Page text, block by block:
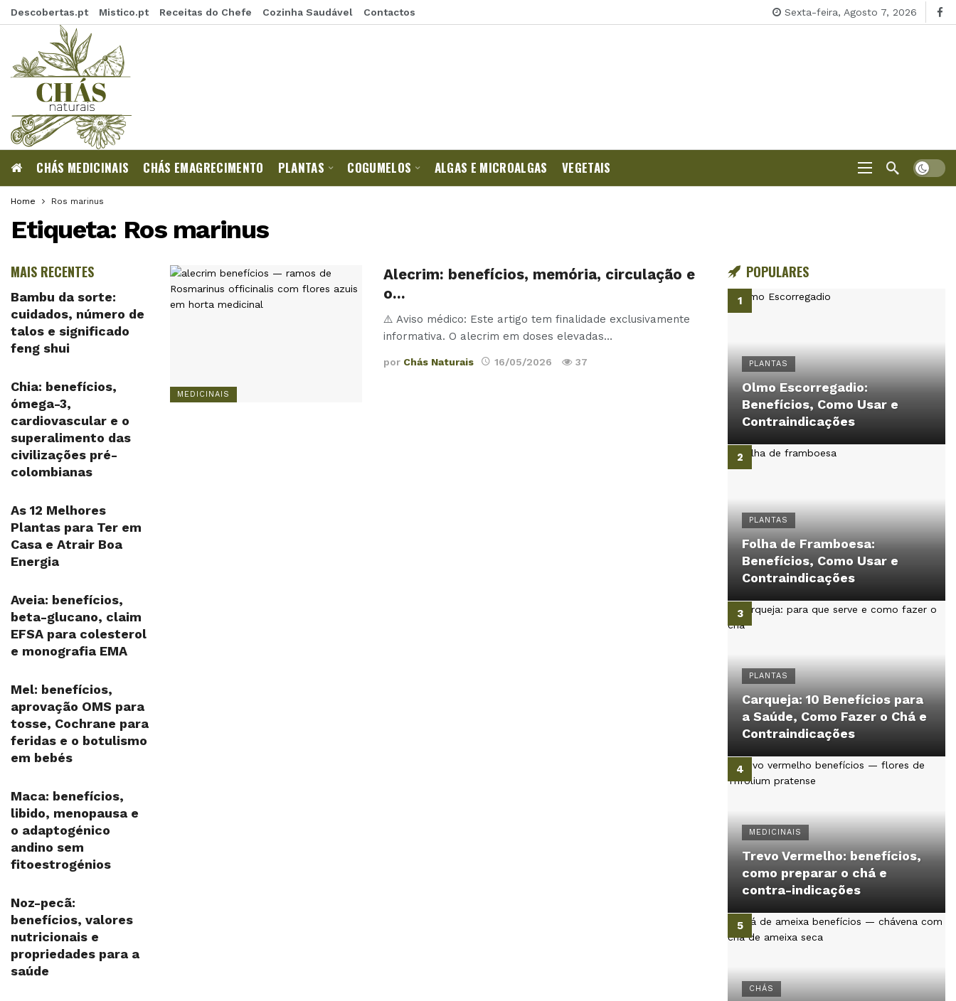
Descobertas.pt Mistico.pt Receitas do Chefe Cozinha Saudável Contactos Sexta-feira, Agosto 7, 2026
CHÁS MEDICINAIS CHÁS EMAGRECIMENTO PLANTAS COGUMELOS ALGAS E MICROALGAS VEGETAIS
Home Ros marinus
Etiqueta: Ros marinus
MEDICINAIS
Alecrim: benefícios, memória, circulação e
o…
⚠️ Aviso médico: Este artigo tem finalidade exclusivamente
informativa. O alecrim em doses elevadas…
por Chás Naturais 16/05/2026 37
POPULARES
PLANTAS
Olmo Escorregadio:
Benefícios, Como Usar e
Contraindicações
PLANTAS
Folha de Framboesa:
Benefícios, Como Usar e
Contraindicações
PLANTAS
Carqueja: 10 Benefícios para
a Saúde, Como Fazer o Chá e
Contraindicações
MEDICINAIS
Trevo Vermelho: benefícios,
como preparar o chá e
contra-indicações
CHÁS
MAIS RECENTES
Bambu da sorte:
cuidados, número de
talos e significado
feng shui
Chia: benefícios,
ómega-3,
cardiovascular e o
superalimento das
civilizações pré-
colombianas
As 12 Melhores
Plantas para Ter em
Casa e Atrair Boa
Energia
Aveia: benefícios,
beta-glucano, claim
EFSA para colesterol
e monografia EMA
Mel: benefícios,
aprovação OMS para
tosse, Cochrane para
feridas e o botulismo
em bebés
Maca: benefícios,
libido, menopausa e
o adaptogénico
andino sem
fitoestrogénios
Noz-pecã:
benefícios, valores
nutricionais e
propriedades para a
saúde